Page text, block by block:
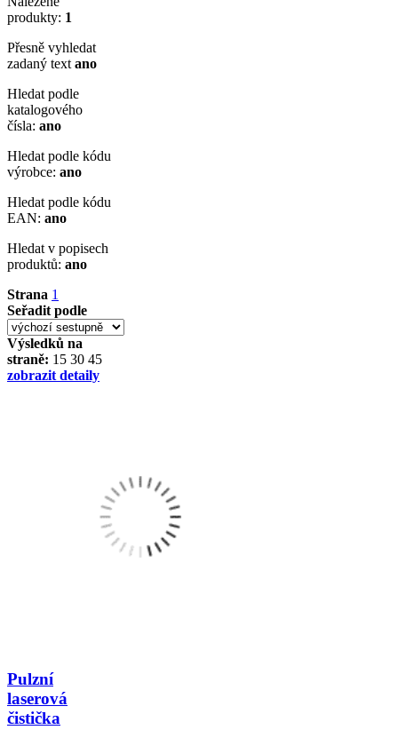
produkty: 1
Přesně vyhledat
zadaný text ano
Hledat podle
katalogového
čísla: ano
Hledat podle kódu
výrobce: ano
Hledat podle kódu
EAN: ano
Hledat v popisech
produktů: ano
Strana 1
Seřadit podle
Výsledků na
straně: 15 30 45
zobrazit detaily
Pulzní
laserová
čistička